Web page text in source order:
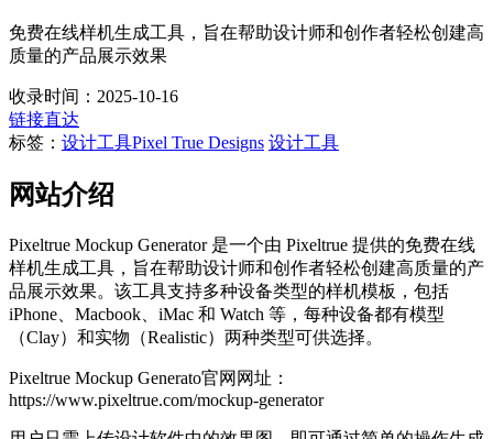
免费在线样机生成工具，旨在帮助设计师和创作者轻松创建高
质量的产品展示效果
收录时间：2025-10-16
链接直达
标签： 设计工具Pixel True Designs 设计工具
网站介绍
Pixeltrue Mockup Generator 是一个由 Pixeltrue 提供的免费在线
样机生成工具，旨在帮助设计师和创作者轻松创建高质量的产
品展示效果。该工具支持多种设备类型的样机模板，包括
iPhone、Macbook、iMac 和 Watch 等，每种设备都有模型
（Clay）和实物（Realistic）两种类型可供选择。
Pixeltrue Mockup Generato官网网址：
https://www.pixeltrue.com/mockup-generator